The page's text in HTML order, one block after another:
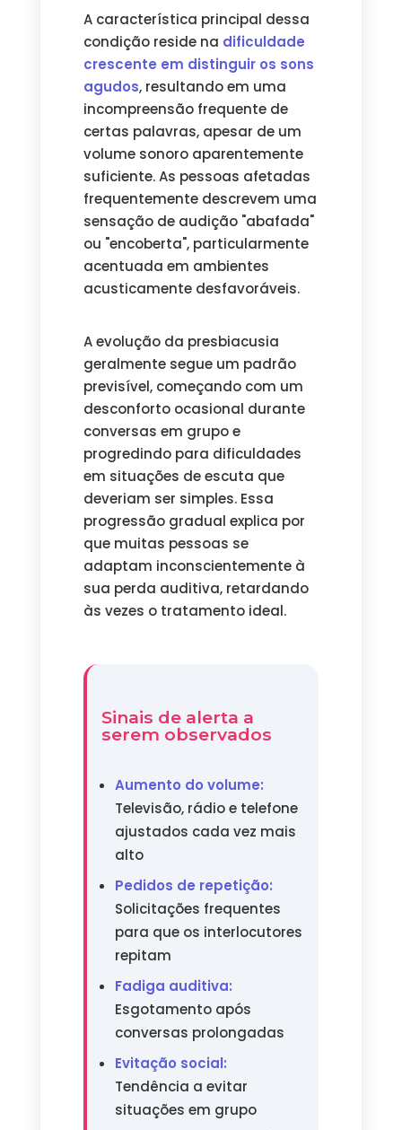
A característica principal dessa
condição reside na dificuldade
crescente em distinguir os sons
agudos, resultando em uma
incompreensão frequente de
certas palavras, apesar de um
volume sonoro aparentemente
suficiente. As pessoas afetadas
frequentemente descrevem uma
sensação de audição "abafada"
ou "encoberta", particularmente
acentuada em ambientes
acusticamente desfavoráveis.
A evolução da presbiacusia
geralmente segue um padrão
previsível, começando com um
desconforto ocasional durante
conversas em grupo e
progredindo para dificuldades
em situações de escuta que
deveriam ser simples. Essa
progressão gradual explica por
que muitas pessoas se
adaptam inconscientemente à
sua perda auditiva, retardando
às vezes o tratamento ideal.
Sinais de alerta a
serem observados
Aumento do volume:
Televisão, rádio e telefone
ajustados cada vez mais
alto
Pedidos de repetição:
Solicitações frequentes
para que os interlocutores
repitam
Fadiga auditiva:
Esgotamento após
conversas prolongadas
Evitação social:
Tendência a evitar
situações em grupo